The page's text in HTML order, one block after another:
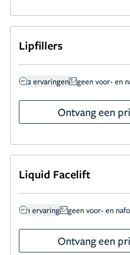
Lipfillers
2 ervaringen geen voor- en
Ontvang een
Liquid Facelift
1 ervaring geen voor- en
Ontvang een